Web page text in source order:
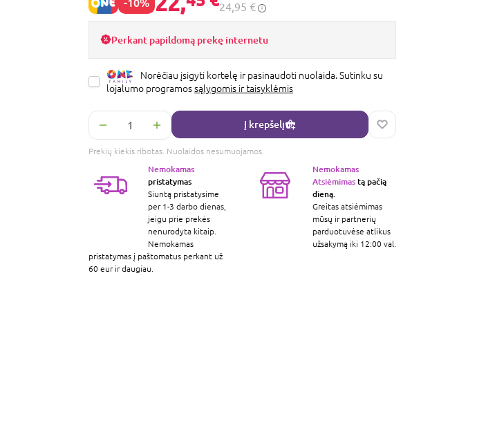
24,95 €
Perkant papildomą prekę internetu
Norėčiau įsigyti kortelę ir pasinaudoti nuolaida. Sutinku su
lojalumo programossąlygomis ir taisyklėmis
Į krepšelį
Prekių kiekis ribotas. Nuolaidos nesumuojamos.
Nemokamas
pristatymas
Siuntą pristatysime
per 1-3 darbo dienas,
jeigu prie prekės
nenurodyta kitaip.
Nemokamas
pristatymas į paštomatus perkant už
60 eur ir daugiau.
Nemokamas
Atsiėmimastą pačią
dieną.
Greitas atsiėmimas
mūsų ir partnerių
parduotuvėse atlikus
užsakymą iki 12:00 val.